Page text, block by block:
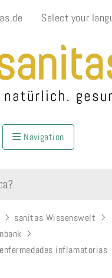
Select your
Navigation
sanitas Wissenswelt
inflamatorias